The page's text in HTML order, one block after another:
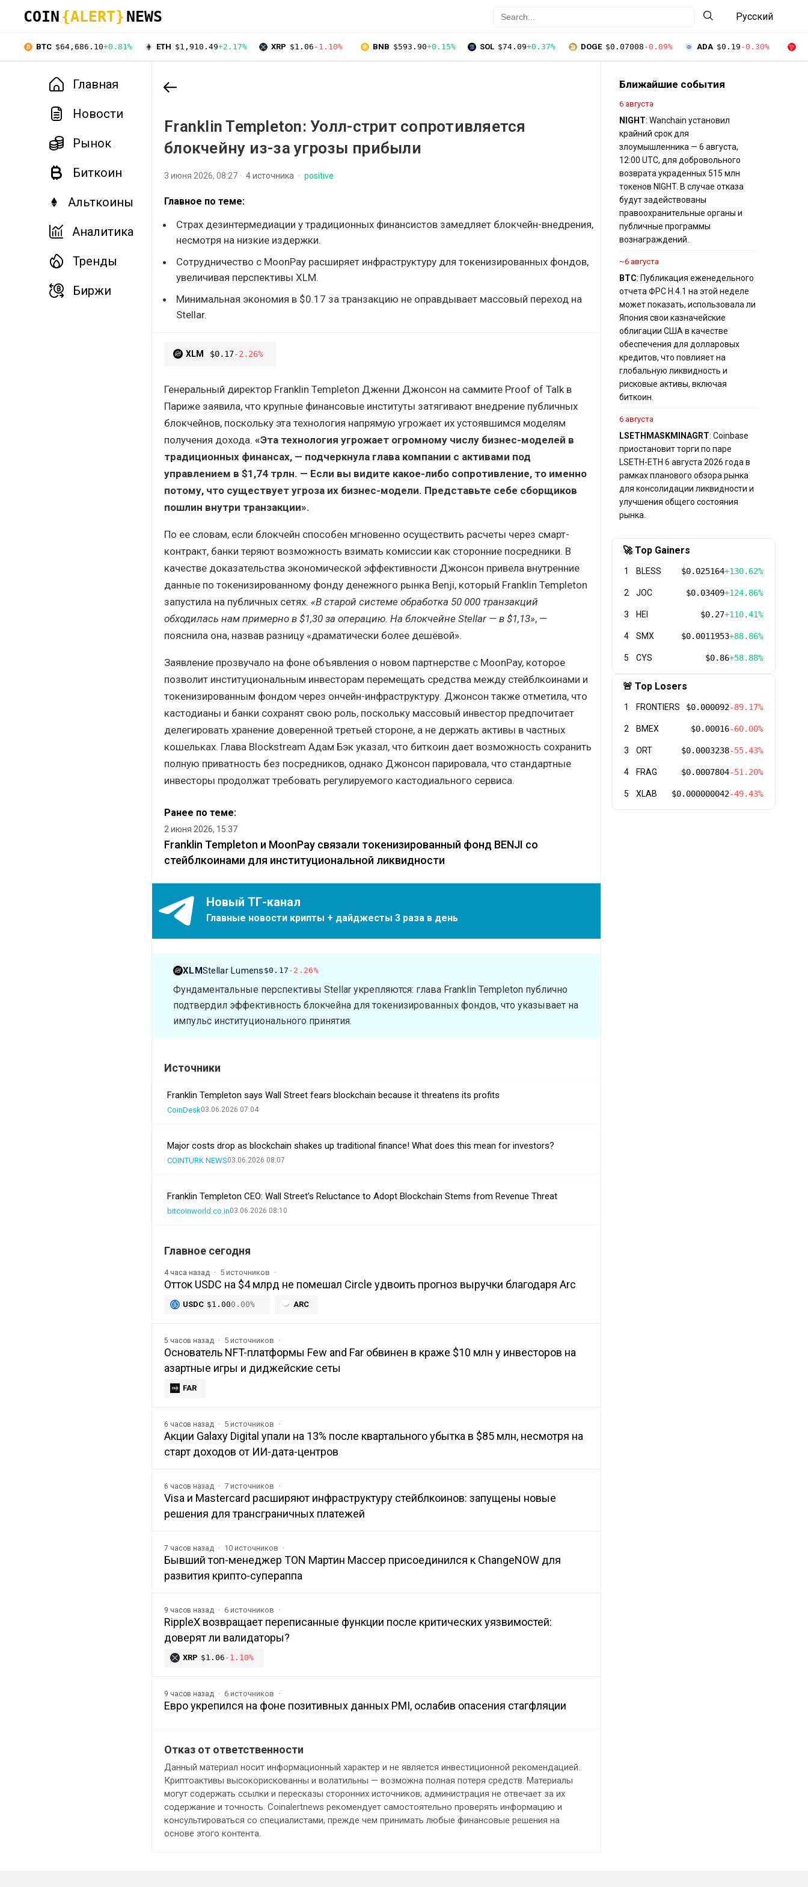
COIN {ALERT} NEWS Русский
BTC $64,686.10+0.81% ETH $1,910.49+2.17% XRP $1.06 -1.10% BNB $593.90+0.15% SOL $74.09+0.37% DOGE $0.07008 -0.09% ADA $0.19 -0.30%
Главная
Новости
Рынок
Биткоин
Альткоины
Аналитика
Тренды
Биржи
Franklin Templeton: Уолл-стрит сопротивляется
блокчейну из-за угрозы прибыли
3 июня 2026, 08:27 4 источника positive
Главное по теме:
Страх дезинтермедиации у традиционных финансистов замедляет блокчейн-внедрения,
несмотря на низкие издержки.
Сотрудничество с MoonPay расширяет инфраструктуру для токенизированных фондов,
увеличивая перспективы XLM.
Минимальная экономия в $0.17 за транзакцию не оправдывает массовый переход на
Stellar.
XLM $0.17-2.26%
Генеральный директор Franklin Templeton Дженни Джонсон на саммите Proof of Talk в
Париже заявила, что крупные финансовые институты затягивают внедрение публичных
блокчейнов, поскольку эта технология напрямую угрожает их устоявшимся моделям
получения дохода. «Эта технология угрожает огромному числу бизнес-моделей в
традиционных финансах, — подчеркнула глава компании с активами под
управлением в $1,74 трлн. — Если вы видите какое-либо сопротивление, то именно
потому, что существует угроза их бизнес-модели. Представьте себе сборщиков
пошлин внутри транзакции».
По ее словам, если блокчейн способен мгновенно осуществить расчеты через смарт-
контракт, банки теряют возможность взимать комиссии как сторонние посредники. В
качестве доказательства экономической эффективности Джонсон привела внутренние
данные по токенизированному фонду денежного рынка Benji, который Franklin Templeton
запустила на публичных сетях. «В старой системе обработка 50 000 транзакций
обходилась нам примерно в $1,30 за операцию. На блокчейне Stellar — в $1,13», —
пояснила она, назвав разницу «драматически более дешёвой».
Заявление прозвучало на фоне объявления о новом партнерстве с MoonPay, которое
позволит институциональным инвесторам перемещать средства между стейблкоинами и
токенизированным фондом через ончейн-инфраструктуру. Джонсон также отметила, что
кастодианы и банки сохранят свою роль, поскольку массовый инвестор предпочитает
делегировать хранение доверенной третьей стороне, а не держать активы в частных
кошельках. Глава Blockstream Адам Бэк указал, что биткоин дает возможность сохранить
полную приватность без посредников, однако Джонсон парировала, что стандартные
инвесторы продолжат требовать регулируемого кастодиального сервиса.
Ранее по теме:
2 июня 2026, 15:37
Franklin Templeton и MoonPay связали токенизированный фонд BENJI со
стейблкоинами для институциональной ликвидности
Новый ТГ-канал
Главные новости крипты + дайджесты 3 раза в день
XLMStellar Lumens $0.17 -2.26%
Фундаментальные перспективы Stellar укрепляются: глава Franklin Templeton публично
подтвердил эффективность блокчейна для токенизированных фондов, что указывает на
импульс институционального принятия.
Источники
Franklin Templeton says Wall Street fears blockchain because it threatens its profits
CoinDesk03.06.2026 07:04
Major costs drop as blockchain shakes up traditional finance! What does this mean for investors?
COINTURK NEWS03.06.2026 08:07
Franklin Templeton CEO: Wall Street’s Reluctance to Adopt Blockchain Stems from Revenue Threat
bitcoinworld.co.in03.06.2026 08:10
Главное сегодня
4 часа назад 5 источников
Отток USDC на $4 млрд не помешал Circle удвоить прогноз выручки благодаря Arc
USDC $1.000.00% ARC
5 часов назад 5 источников
Основатель NFT-платформы Few and Far обвинен в краже $10 млн у инвесторов на
азартные игры и диджейские сеты
FAR
6 часов назад 5 источников
Акции Galaxy Digital упали на 13% после квартального убытка в $85 млн, несмотря на
старт доходов от ИИ-дата-центров
6 часов назад 7 источников
Visa и Mastercard расширяют инфраструктуру стейблкоинов: запущены новые
решения для трансграничных платежей
7 часов назад 10 источников
Бывший топ-менеджер TON Мартин Массер присоединился к ChangeNOW для
развития крипто-супераппа
9 часов назад 6 источников
RippleX возвращает переписанные функции после критических уязвимостей:
доверят ли валидаторы?
XRP $1.06 -1.10%
9 часов назад 6 источников
Евро укрепился на фоне позитивных данных PMI, ослабив опасения стагфляции
Отказ от ответственности
Данный материал носит информационный характер и не является инвестиционной рекомендацией.
Криптоактивы высокорискованны и волатильны — возможна полная потеря средств. Материалы
могут содержать ссылки и пересказы сторонних источников; администрация не отвечает за их
содержание и точность. Coinalertnews рекомендует самостоятельно проверять информацию и
консультироваться со специалистами, прежде чем принимать любые финансовые решения на
основе этого контента.
Ближайшие события
6 августа
NIGHT: Wanchain установил
крайний срок для
злоумышленника — 6 августа,
12:00 UTC, для добровольного
возврата украденных 515 млн
токенов NIGHT. В случае отказа
будут задействованы
правоохранительные органы и
публичные программы
вознаграждений.
~6 августа
BTC: Публикация еженедельного
отчета ФРС H.4.1 на этой неделе
может показать, использовала ли
Япония свои казначейские
облигации США в качестве
обеспечения для долларовых
кредитов, что повлияет на
глобальную ликвидность и
рисковые активы, включая
биткоин.
6 августа
LSETHMASKMINAGRT: Coinbase
приостановит торги по паре
LSETH-ETH 6 августа 2026 года в
рамках планового обзора рынка
для консолидации ликвидности и
улучшения общего состояния
рынка.
🚀 Top Gainers
1 BLESS $0.025164+130.62%
2 JOC $0.03409+124.86%
3 HEI $0.27+110.41%
4 SMX $0.0011953+88.86%
5 CYS $0.86+58.88%
🚨 Top Losers
1 FRONTIERS $0.000092-89.17%
2 BMEX $0.00016-60.00%
3 ORT $0.0003238-55.43%
4 FRAG $0.0007804-51.20%
5 XLAB $0.000000042-49.43%